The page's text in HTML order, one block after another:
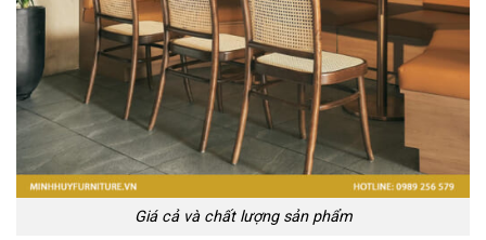
Giá cả và chất lượng sản phẩm